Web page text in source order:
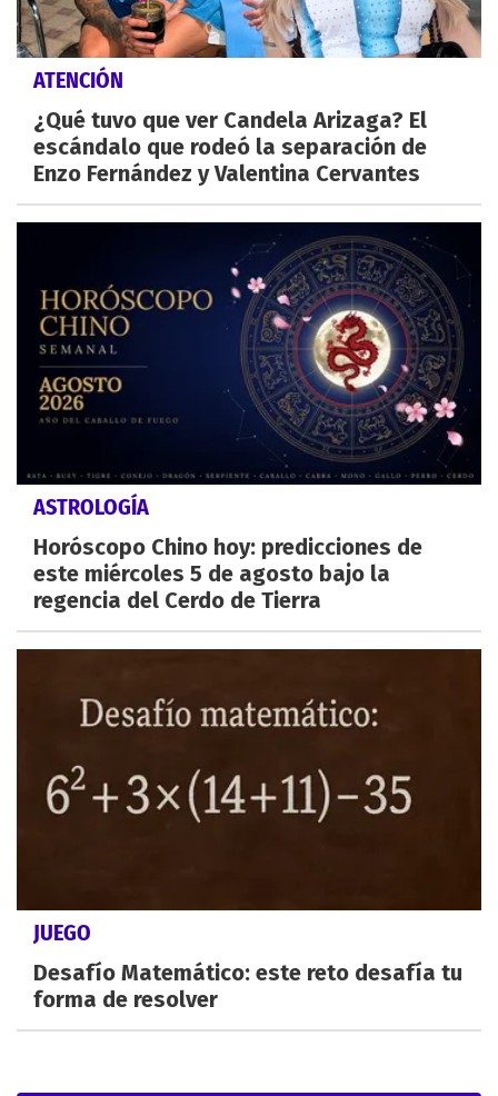
ATENCIÓN
¿Qué tuvo que ver Candela Arizaga? El
escándalo que rodeó la separación de
Enzo Fernández y Valentina Cervantes
ASTROLOGÍA
Horóscopo Chino hoy: predicciones de
este miércoles 5 de agosto bajo la
regencia del Cerdo de Tierra
JUEGO
Desafío Matemático: este reto desafía tu
forma de resolver